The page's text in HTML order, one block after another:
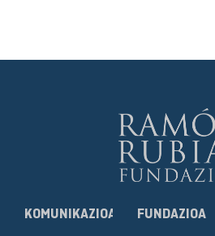
KOMUNIKAZIOA FUNDAZIOA